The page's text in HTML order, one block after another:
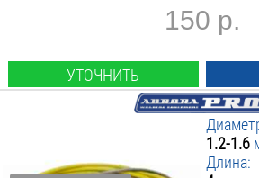
150 р.
УТОЧНИТЬ
1.2-1.6
Длина: